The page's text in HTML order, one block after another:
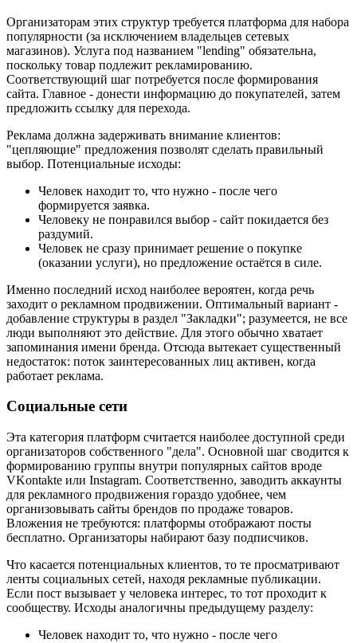
Организаторам этих структур требуется платформа для набора
популярности (за исключением владельцев сетевых
магазинов). Услуга под названием "lending" обязательна,
поскольку товар подлежит рекламированию.
Соответствующий шаг потребуется после формирования
сайта. Главное - донести информацию до покупателей, затем
предложить ссылку для перехода.
Реклама должна задерживать внимание клиентов:
"цепляющие" предложения позволят сделать правильный
выбор. Потенциальные исходы:
Человек находит то, что нужно - после чего
формируется заявка.
Человеку не понравился выбор - сайт покидается без
раздумий.
Человек не сразу принимает решение о покупке
(оказании услуги), но предложение остаётся в силе.
Именно последний исход наиболее вероятен, когда речь
заходит о рекламном продвижении. Оптимальный вариант -
добавление структуры в раздел "Закладки"; разумеется, не все
люди выполняют это действие. Для этого обычно хватает
запоминания имени бренда. Отсюда вытекает существенный
недостаток: поток заинтересованных лиц активен, когда
работает реклама.
Социальные сети
Эта категория платформ считается наиболее доступной среди
организаторов собственного "дела". Основной шаг сводится к
формированию группы внутри популярных сайтов вроде
VKontakte или Instagram. Соответственно, заводить аккаунты
для рекламного продвижения гораздо удобнее, чем
организовывать сайты брендов по продаже товаров.
Вложения не требуются: платформы отображают посты
бесплатно. Организаторы набирают базу подписчиков.
Что касается потенциальных клиентов, то те просматривают
ленты социальных сетей, находя рекламные публикации.
Если пост вызывает у человека интерес, то тот проходит к
сообществу. Исходы аналогичны предыдущему разделу:
Человек находит то, что нужно - после чего